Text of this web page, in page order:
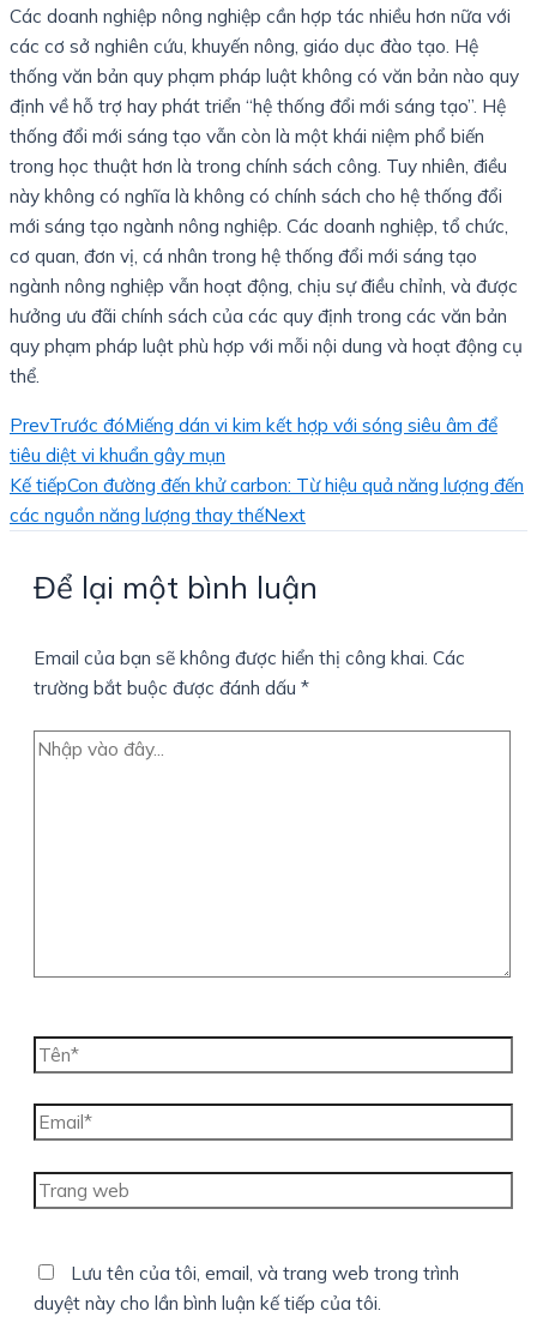
Các doanh nghiệp nông nghiệp cần hợp tác nhiều hơn nữa với
các cơ sở nghiên cứu, khuyến nông, giáo dục đào tạo. Hệ
thống văn bản quy phạm pháp luật không có văn bản nào quy
định về hỗ trợ hay phát triển “hệ thống đổi mới sáng tạo”. Hệ
thống đổi mới sáng tạo vẫn còn là một khái niệm phổ biến
trong học thuật hơn là trong chính sách công. Tuy nhiên, điều
này không có nghĩa là không có chính sách cho hệ thống đổi
mới sáng tạo ngành nông nghiệp. Các doanh nghiệp, tổ chức,
cơ quan, đơn vị, cá nhân trong hệ thống đổi mới sáng tạo
ngành nông nghiệp vẫn hoạt động, chịu sự điều chỉnh, và được
hưởng ưu đãi chính sách của các quy định trong các văn bản
quy phạm pháp luật phù hợp với mỗi nội dung và hoạt động cụ
thể.
PrevTrước đóMiếng dán vi kim kết hợp với sóng siêu âm để
tiêu diệt vi khuẩn gây mụn
Kế tiếpCon đường đến khử carbon: Từ hiệu quả năng lượng đến
các nguồn năng lượng thay thếNext
Để lại một bình luận
Email của bạn sẽ không được hiển thị công khai. Các
trường bắt buộc được đánh dấu *
Nhập
Tên*
Email*
Trang
web
Lưu tên của tôi, email, và trang web trong trình
duyệt này cho lần bình luận kế tiếp của tôi.